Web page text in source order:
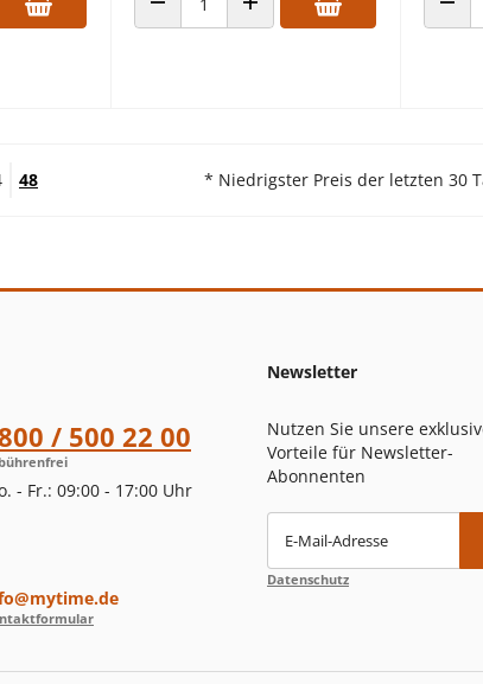
ERHÖHEN ANZAHL VERRINGERNANZAHL ERHÖHEN
48 * Niedrigster Preis der letzten 30
/ 500 22 00
- Fr.: 09:00 - 17:00 Uhr
Newsletter
Nutzen Sie unsere
Vorteile für Newsletter-
Abonnenten
E-Mail-Adresse
Datenschutz